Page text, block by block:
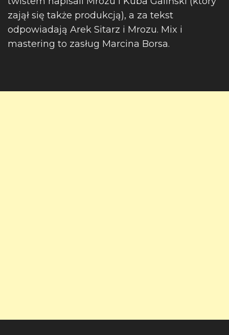
zajął się także produkcją), a za tekst
odpowiadają Arek Sitarz i Mrozu. Mix i
mastering to zasług Marcina Borsa.